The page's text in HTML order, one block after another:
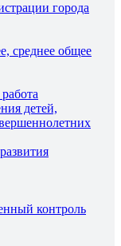
города
среднее общее
детей,
контроль